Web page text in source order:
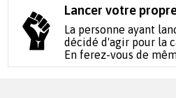
Lancer votre
La personne ayant
décidé d'agir pour la
En ferez-vous de